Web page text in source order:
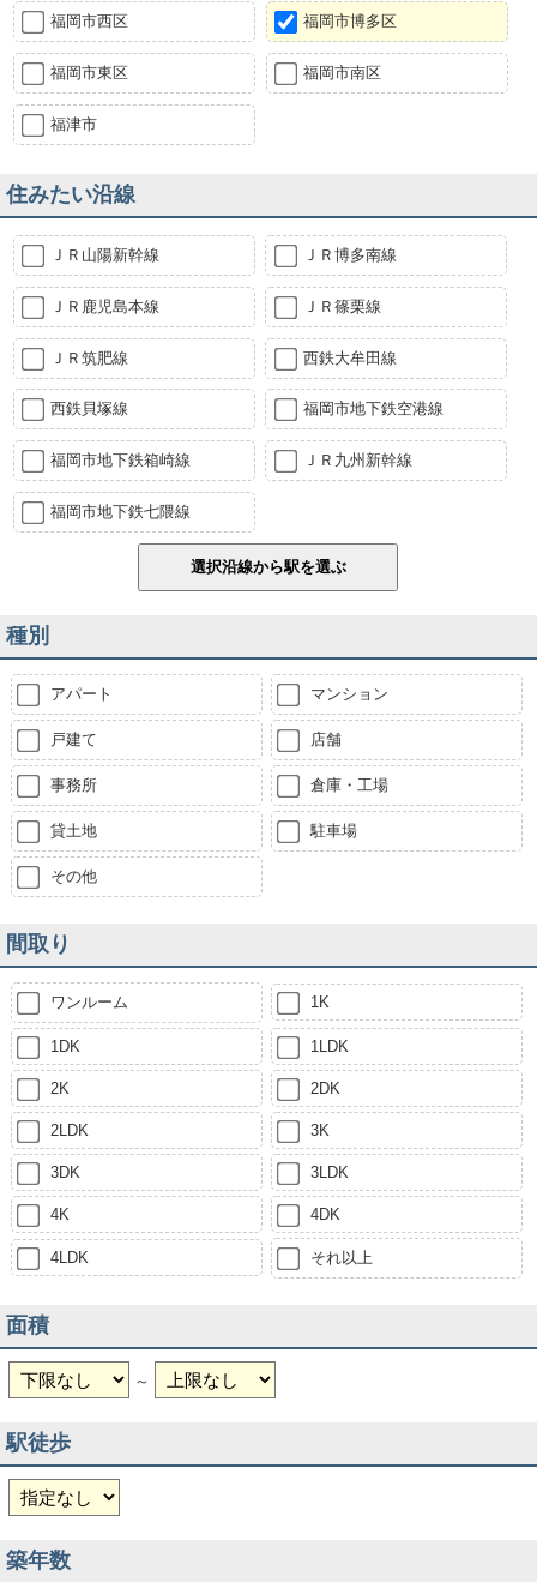
福岡市西区 福岡市博多区
福岡市東区 福岡市南区
福津市
住みたい沿線
ＪＲ山陽新幹線 ＪＲ博多南線
ＪＲ鹿児島本線 ＪＲ篠栗線
ＪＲ筑肥線 西鉄大牟田線
西鉄貝塚線 福岡市地下鉄空港線
福岡市地下鉄箱崎線 ＪＲ九州新幹線
福岡市地下鉄七隈線
種別
アパート マンション
戸建て 店舗
事務所 倉庫・工場
貸土地 駐車場
その他
間取り
ワンルーム 1K
1DK 1LDK
2K 2DK
2LDK 3K
3DK 3LDK
4K 4DK
4LDK それ以上
面積
～
駅徒歩
築年数